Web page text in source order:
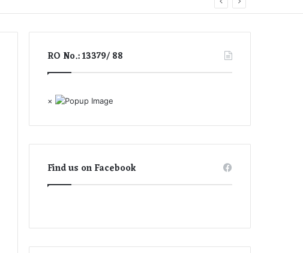
RO No.: 13379/ 88
×
Find us on Facebook